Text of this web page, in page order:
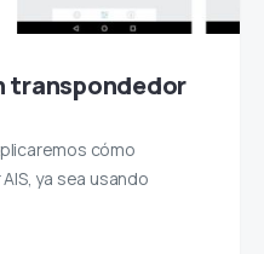
transpondedor
cómo
ya sea usando